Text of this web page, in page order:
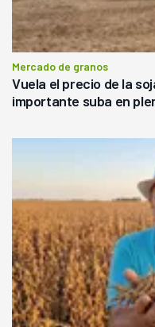
Mercado de granos
Vuela el precio de la
importante suba en